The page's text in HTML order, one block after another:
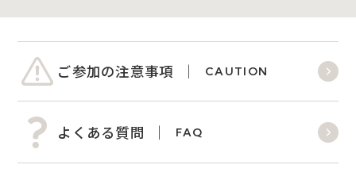
ご参加の注意事項 CAUTION
よくある質問 FAQ